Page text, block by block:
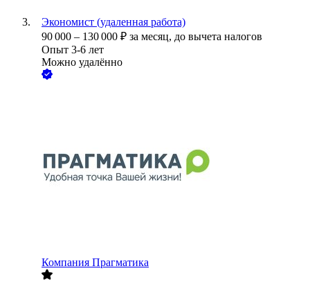
Экономист (удаленная работа)
90 000 – 130 000 ₽ за месяц, до вычета налогов
Опыт 3-6 лет
Можно удалённо
Компания Прагматика